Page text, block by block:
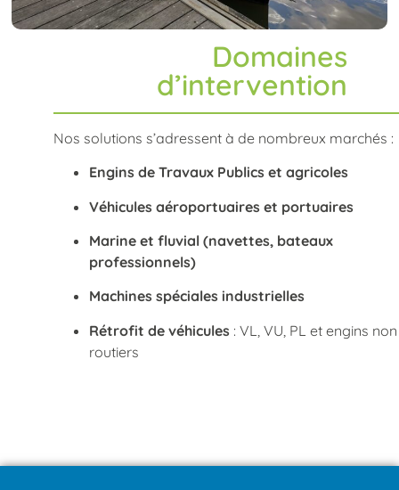
Domaines
d’intervention
Nos solutions s’adressent à de nombreux marchés :
Engins de Travaux Publics et agricoles
Véhicules aéroportuaires et portuaires
Marine et fluvial (navettes, bateaux
professionnels)
Machines spéciales industrielles
Rétrofit de véhicules : VL, VU, PL et engins non
routiers